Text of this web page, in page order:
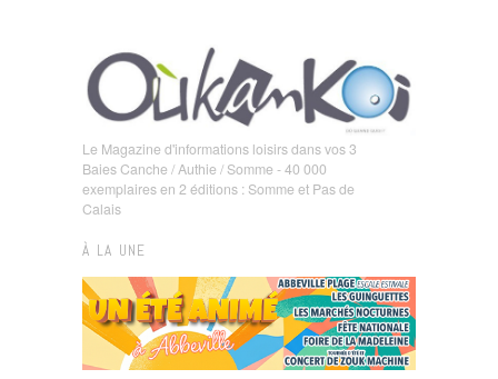
Le Magazine d'informations loisirs dans vos 3
Baies Canche / Authie / Somme - 40 000
exemplaires en 2 éditions : Somme et Pas de
Calais
À LA UNE